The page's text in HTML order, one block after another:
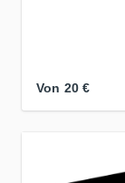
Von 20 €